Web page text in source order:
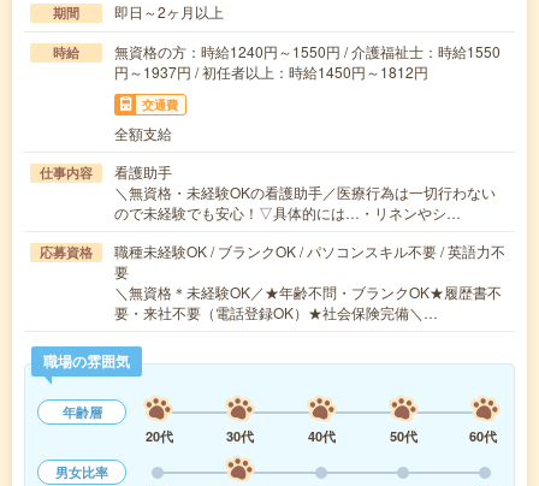
期間 即日～2ヶ月以上
時給
無資格の方：時給1240円～1550円 / 介護福祉士：時給1550
円～1937円 / 初任者以上：時給1450円～1812円
交通費
全額支給
仕事内容
看護助手
＼無資格・未経験OKの看護助手／医療行為は一切行わない
ので未経験でも安心！▽具体的には…・リネンやシ…
応募資格
職種未経験OK / ブランクOK / パソコンスキル不要 / 英語力不
要
＼無資格＊未経験OK／★年齢不問・ブランクOK★履歴書不
要・来社不要（電話登録OK）★社会保険完備＼…
職場の雰囲気
年齢層
20代
30代 40代 50代
60代
男女比率